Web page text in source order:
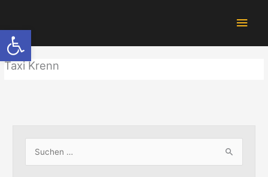
Werkzeugleiste öffnen
springen
Taxi Krenn